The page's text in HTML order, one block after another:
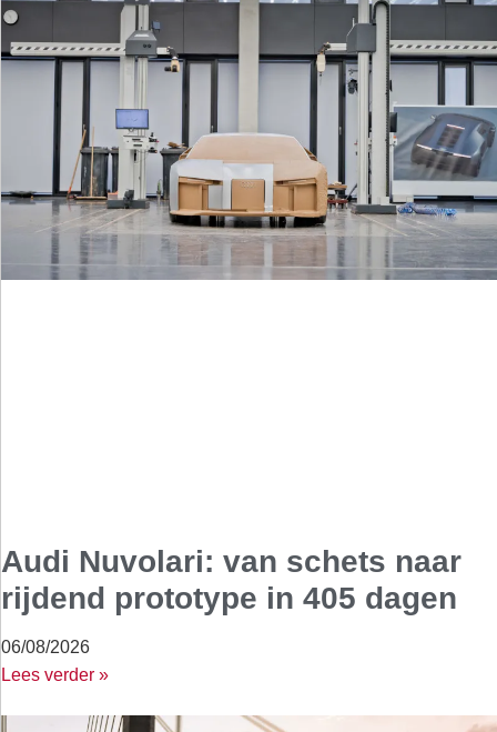
Audi Nuvolari: van schets naar
rijdend prototype in 405 dagen
06/08/2026
Lees verder »